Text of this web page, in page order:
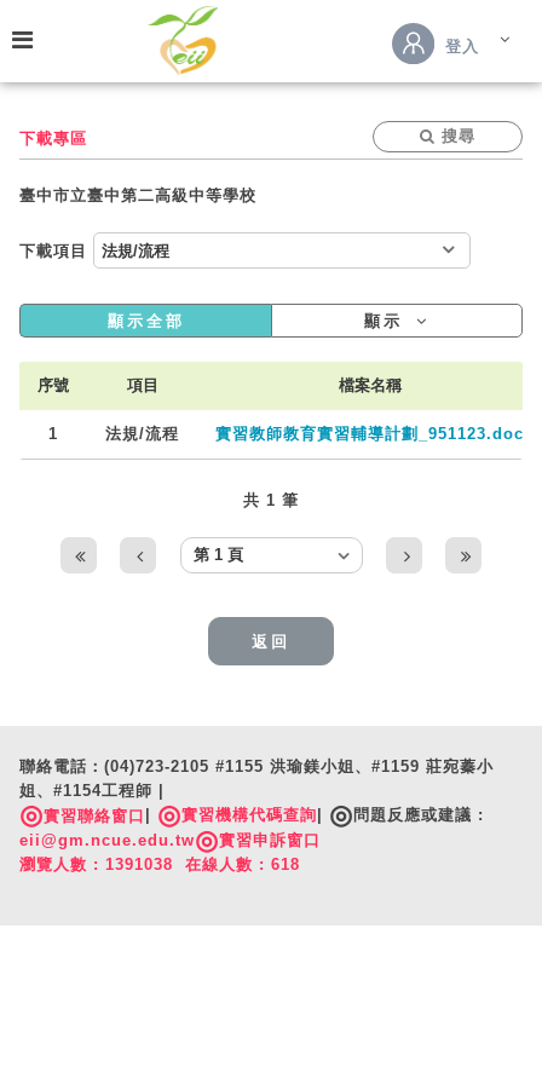
登入
下載專區 搜尋
臺中市立臺中第二高級中等學校
下載項目
顯示全部 顯示
序號 項目 檔案名稱
1 法規/流程 實習教師教育實習輔導計劃_951123.doc
共 1 筆
返回
聯絡電話：(04)723-2105 #1155 洪瑜鎂小姐、#1159 莊宛蓁小
姐、#1154工程師 |
◎實習聯絡窗口 ◎實習機構代碼查詢 ◎ 問題反應或建議 :
eii@gm.ncue.edu.tw◎實習申訴窗口
瀏覽人數 : 1391038 在線人數 : 618